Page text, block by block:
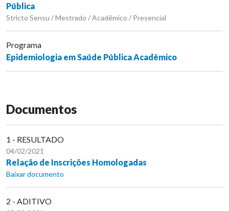
Pública
Stricto Sensu / Mestrado / Acadêmico / Presencial
Programa
Epidemiologia em Saúde Pública Acadêmico
Documentos
1 - RESULTADO
04/02/2021
Relação de Inscrições Homologadas
Baixar documento
2 - ADITIVO